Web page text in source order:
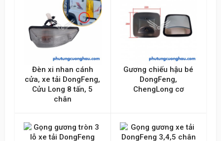
Đèn xi nhan cánh
cửa, xe tải DongFeng,
Cửu Long 8 tấn, 5
chân
Gương chiếu hậu bé
DongFeng,
ChengLong cơ